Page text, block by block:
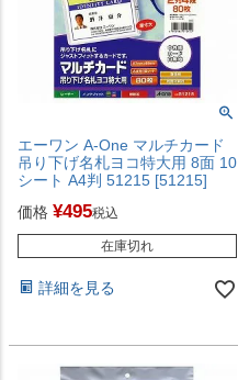
エーワン A-One マルチカード
吊り下げ名札ヨコ特大用 8面 10
シート A4判 51215 [51215]
価格 ¥495税込
在庫切れ
詳細を見る